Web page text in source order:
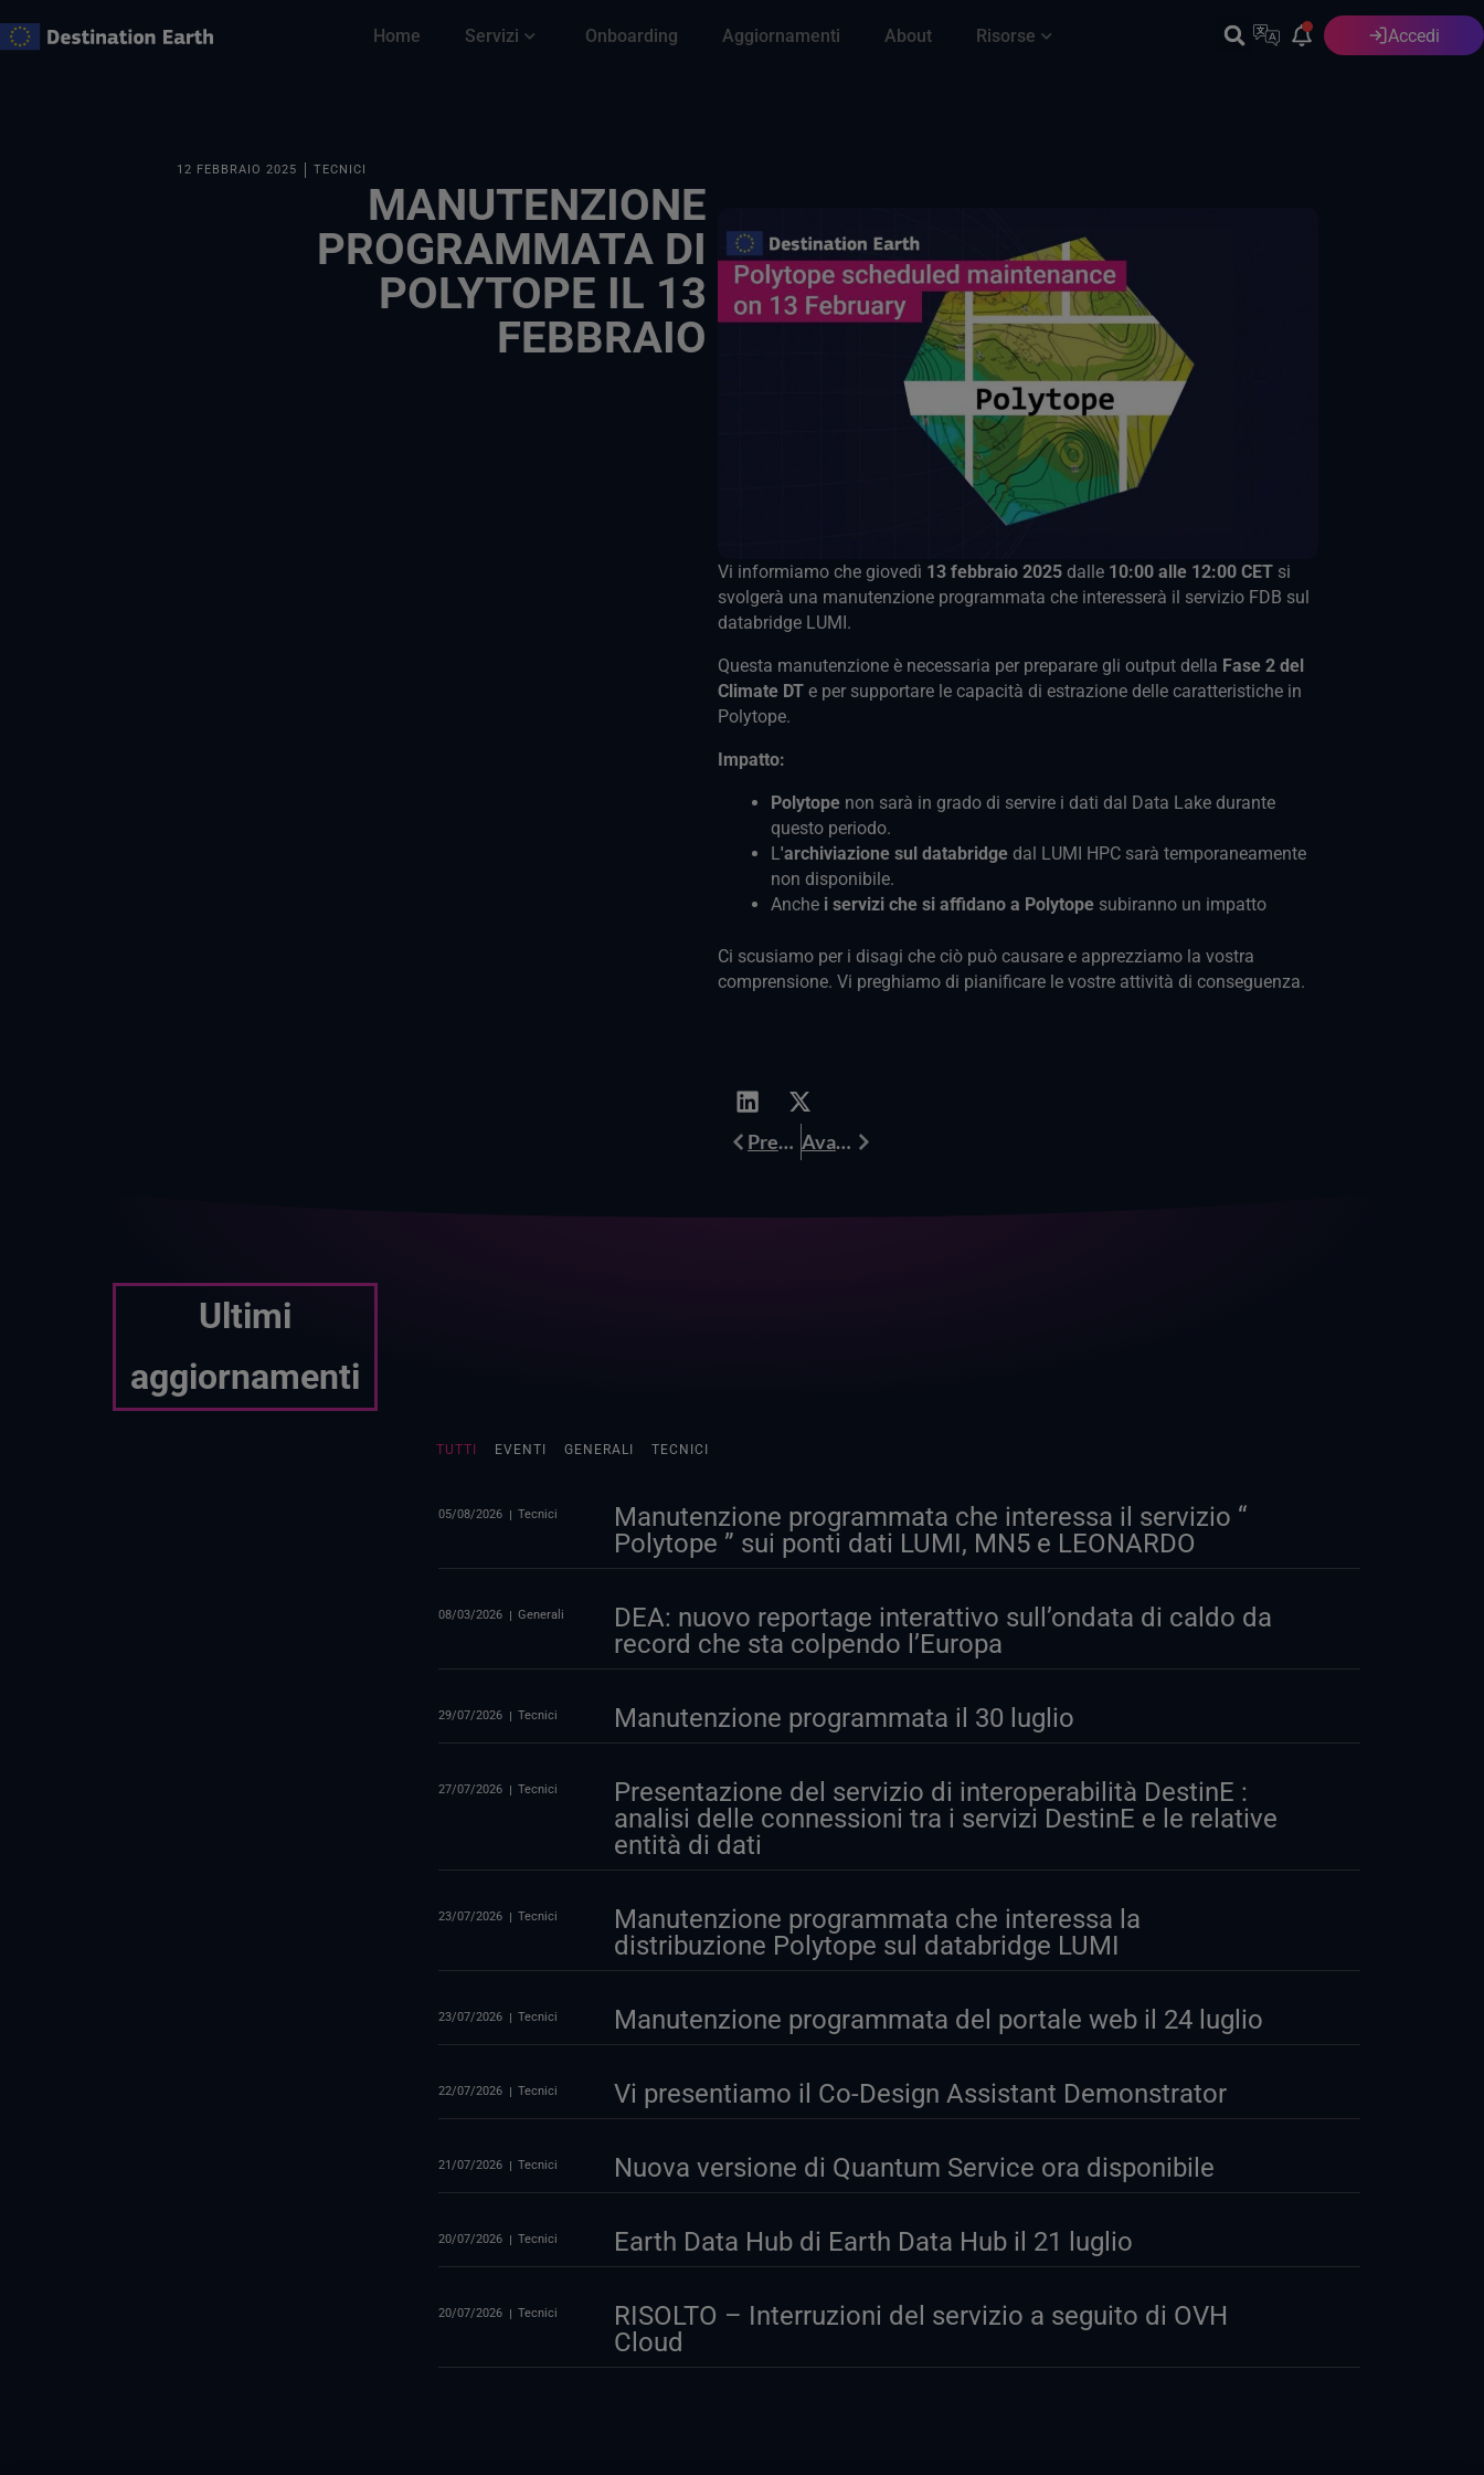
al
Home Servizi Onboarding Aggiornamenti About Risorse Italiano Accedi
12 FEBBRAIO 2025 TECNICI
MANUTENZIONE
PROGRAMMATA DI
POLYTOPE IL 13
FEBBRAIO
Vi informiamo che giovedì 13 febbraio 2025dalle 10:00 alle 12:00 CETsi
svolgerà una manutenzione programmata che interesserà il servizio FDB sul
databridge LUMI.
Questa manutenzione è necessaria per preparare gli output della Fase 2 del
Climate DTe per supportare le capacità di estrazione delle caratteristiche in
Polytope.
Impatto:
Polytopenon sarà in grado di servire i dati dal Data Lake durante
questo periodo.
L'archiviazione sul databridgedal LUMI HPC sarà temporaneamente
non disponibile.
Anche i servizi che si affidano a Polytope subiranno un impatto
Ci scusiamo per i disagi che ciò può causare e apprezziamo la vostra
comprensione. Vi preghiamo di pianificare le vostre attività di conseguenza.
Prev Precedente Avanti Avanti
Ultimi
aggiornamenti
EVENTI GENERALI TECNICI
TUTTI
05/08/2026 Tecnici
Manutenzione programmata che interessa il servizio “
Polytope ” sui ponti dati LUMI, MN5 e LEONARDO
08/03/2026 Generali
DEA: nuovo reportage interattivo sull’ondata di caldo da
record che sta colpendo l’Europa
29/07/2026 Tecnici Manutenzione programmata il 30 luglio
27/07/2026 Tecnici
Presentazione del servizio di interoperabilità DestinE :
analisi delle connessioni tra i servizi DestinE e le relative
entità di dati
23/07/2026 Tecnici
Manutenzione programmata che interessa la
distribuzione Polytope sul databridge LUMI
23/07/2026 Tecnici Manutenzione programmata del portale web il 24 luglio
22/07/2026 Tecnici Vi presentiamo il Co-Design Assistant Demonstrator
21/07/2026 Tecnici Nuova versione di Quantum Service ora disponibile
20/07/2026 Tecnici Earth Data Hub di Earth Data Hub il 21 luglio
20/07/2026 Tecnici
RISOLTO – Interruzioni del servizio a seguito di OVH
Cloud